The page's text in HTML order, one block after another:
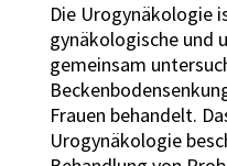
Die Urogynäkologie
gynäkologische und
gemeinsam
Frauen behandelt.
Urogynäkologie